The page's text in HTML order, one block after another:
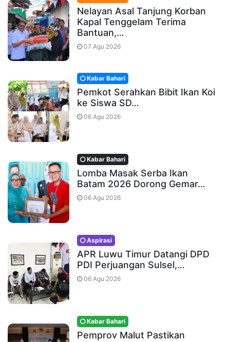
Nelayan Asal Tanjung Korban
Kapal Tenggelam Terima
Bantuan,…
07 Agu 2026
Kabar Bahari
Pemkot Serahkan Bibit Ikan Koi
ke Siswa SD…
06 Agu 2026
Kabar Bahari
Lomba Masak Serba Ikan
Batam 2026 Dorong Gemar…
06 Agu 2026
Aspirasi
APR Luwu Timur Datangi DPD
PDI Perjuangan Sulsel,…
06 Agu 2026
Kabar Bahari
Pemprov Malut Pastikan